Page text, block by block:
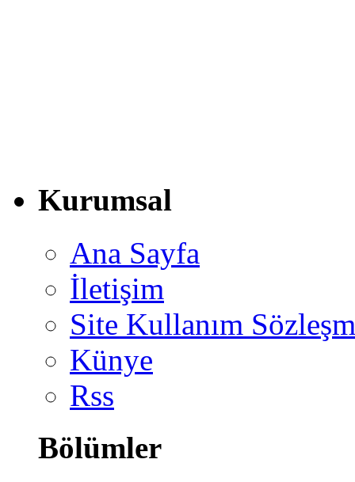
Kurumsal
Ana Sayfa
İletişim
Site Kullanım
Künye
Rss
Bölümler